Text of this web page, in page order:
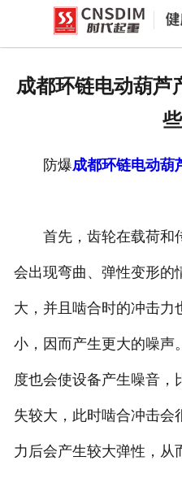
成都环链电动葫芦
防爆成都环链电动葫
首先，齿轮在载荷和
会出现弯曲、弹性变形的
大，并且啮合时的冲击力
小，因而产生更大的噪声
度也会使设备产生噪音，
失较大，此时啮合冲击会
力后会产生较大弹性，从